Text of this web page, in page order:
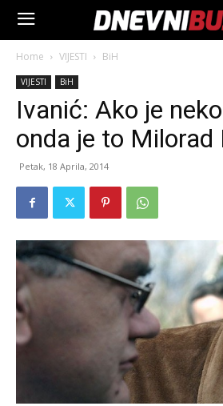
Home VIJESTI BiH
VIJESTI BiH
Ivanić: Ako je
onda je to Milorad
Petak, 18 Aprila, 2014